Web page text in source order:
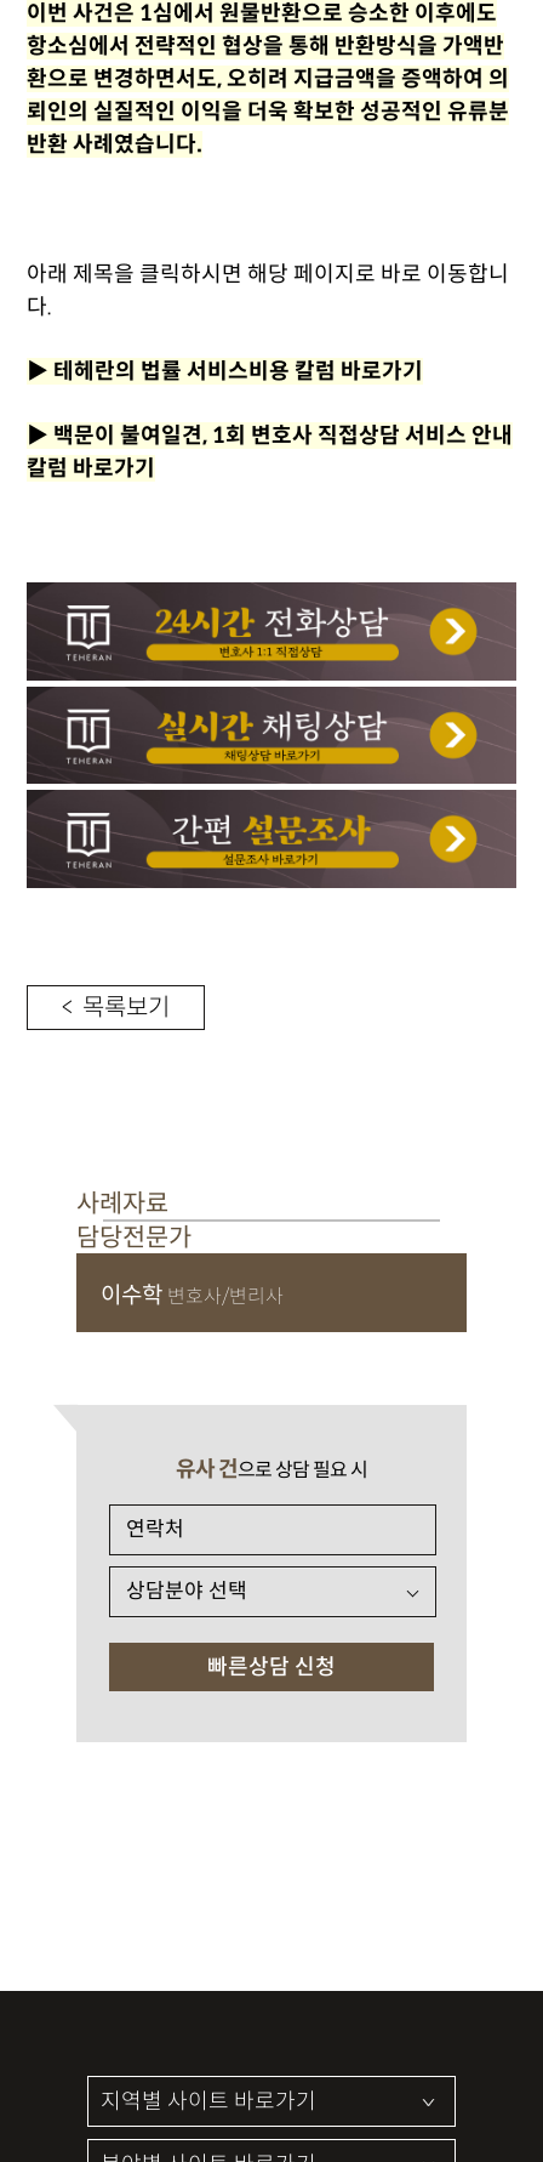
이번 사건은 1심에서 원물반환으로 승소한 이후에도
항소심에서 전략적인 협상을 통해 반환방식을 가액반
환으로 변경하면서도, 오히려 지급금액을 증액하여 의
뢰인의 실질적인 이익을 더욱 확보한 성공적인 유류분
반환 사례였습니다.
아래 제목을 클릭하시면 해당 페이지로 바로 이동합니
다.
▶ 테헤란의 법률 서비스비용 칼럼 바로가기
▶ 백문이 불여일견, 1회 변호사 직접상담 서비스 안내
칼럼 바로가기
< 목록보기
사례자료
담당전문가
이수학 변호사/변리사
유사 건으로 상담 필요 시